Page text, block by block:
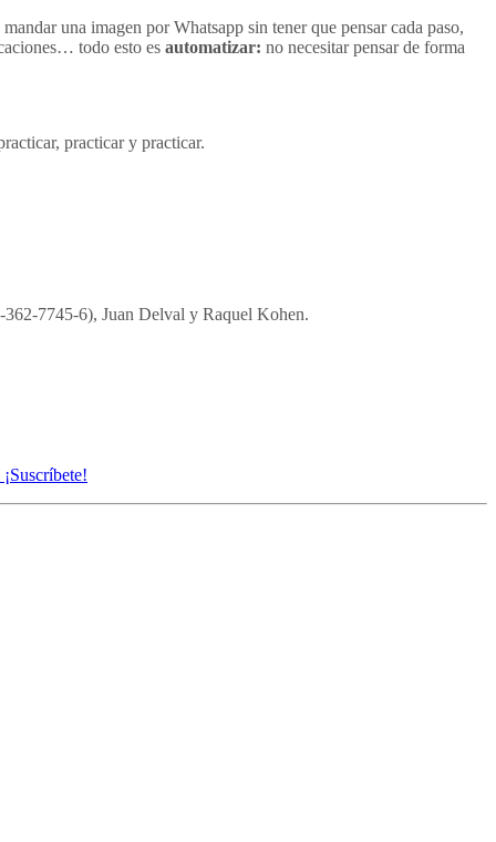
una imagen por Whatsapp sin tener que pensar cada paso,
todo esto es automatizar: no necesitar pensar de forma
practicar y practicar.
7745-6), Juan Delval y Raquel Kohen.